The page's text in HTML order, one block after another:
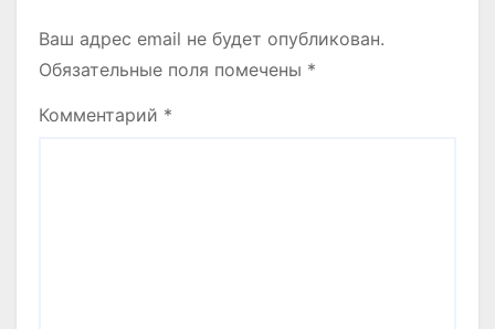
Ваш адрес email не будет опубликован.
Обязательные поля помечены *
Комментарий *